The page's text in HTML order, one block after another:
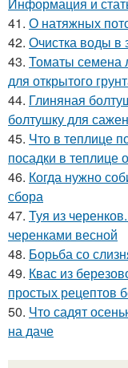
41. О натяжных
42. Очистка воды в
43. Томаты семена
для открытого
44. Глиняная
болтушку для
45. Что в теплице
посадки в теплице
46. Когда нужно
сбора
47. Туя из
черенками весной
48. Борьба со
49. Квас из
простых рецептов
50. Что садят
на даче